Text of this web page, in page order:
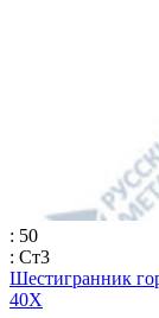
: 50
: Ст3
Шестигранник
40Х